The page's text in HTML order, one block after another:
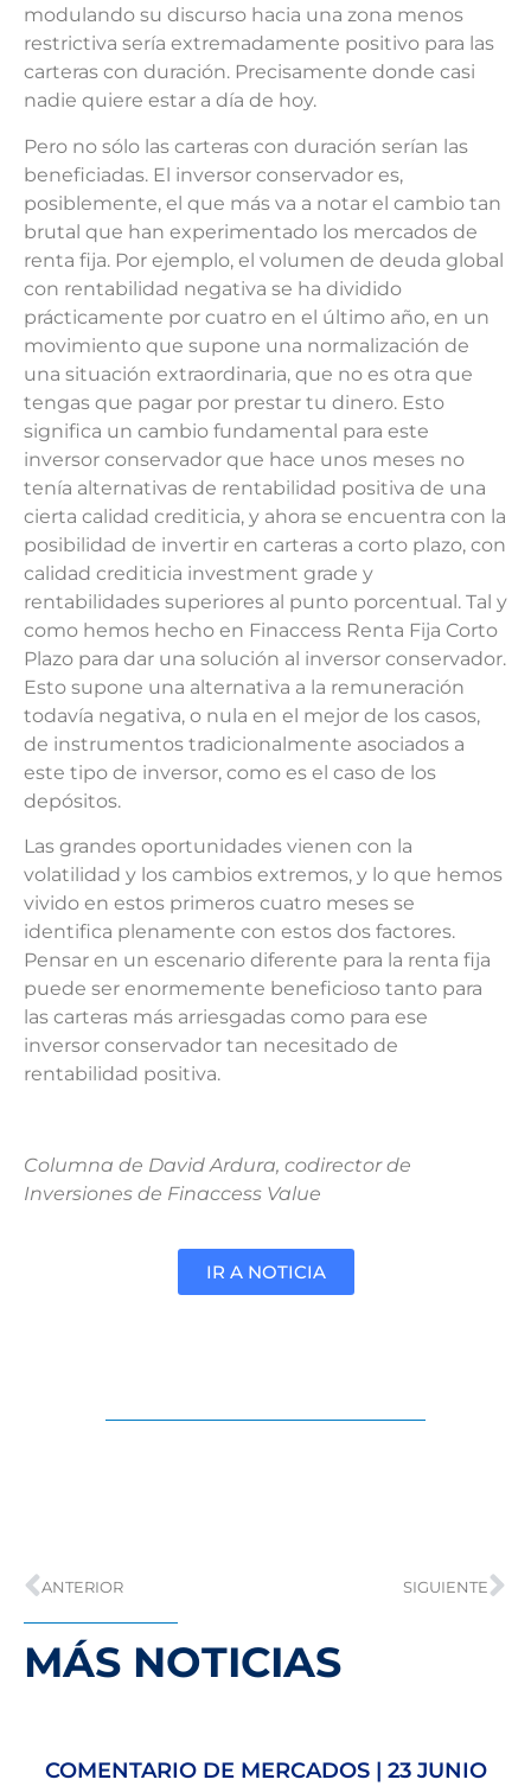
modulando su discurso hacia una zona menos
restrictiva sería extremadamente positivo para las
carteras con duración. Precisamente donde casi
nadie quiere estar a día de hoy.
Pero no sólo las carteras con duración serían las
beneficiadas. El inversor conservador es,
posiblemente, el que más va a notar el cambio tan
brutal que han experimentado los mercados de
renta fija. Por ejemplo, el volumen de deuda global
con rentabilidad negativa se ha dividido
prácticamente por cuatro en el último año, en un
movimiento que supone una normalización de
una situación extraordinaria, que no es otra que
tengas que pagar por prestar tu dinero. Esto
significa un cambio fundamental para este
inversor conservador que hace unos meses no
tenía alternativas de rentabilidad positiva de una
cierta calidad crediticia, y ahora se encuentra con la
posibilidad de invertir en carteras a corto plazo, con
calidad crediticia investment grade y
rentabilidades superiores al punto porcentual. Tal y
como hemos hecho en Finaccess Renta Fija Corto
Plazo para dar una solución al inversor conservador.
Esto supone una alternativa a la remuneración
todavía negativa, o nula en el mejor de los casos,
de instrumentos tradicionalmente asociados a
este tipo de inversor, como es el caso de los
depósitos.
Las grandes oportunidades vienen con la
volatilidad y los cambios extremos, y lo que hemos
vivido en estos primeros cuatro meses se
identifica plenamente con estos dos factores.
Pensar en un escenario diferente para la renta fija
puede ser enormemente beneficioso tanto para
las carteras más arriesgadas como para ese
inversor conservador tan necesitado de
rentabilidad positiva.
Columna de David Ardura, codirector de
Inversiones de Finaccess Value
IR A NOTICIA
ANTERIOR SIGUIENTE
MÁS NOTICIAS
COMENTARIO DE MERCADOS | 23 JUNIO